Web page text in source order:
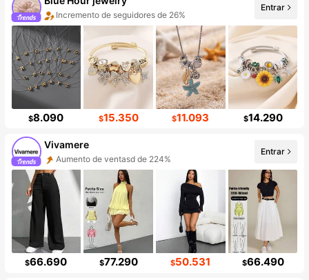
Incremento de seguidores de 26%
Entrar
$8.090 $15.350 $11.093 $14.290
Vivamere
Aumento de ventasd de 224%
Entrar
$66.690 $77.290 $50.531 $66.490